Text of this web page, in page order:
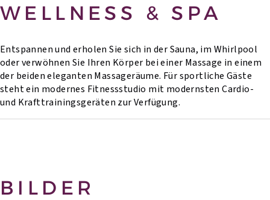
WELLNESS & SPA
Entspannen und erholen Sie sich in der Sauna, im Whirlpool
oder verwöhnen Sie Ihren Körper bei einer Massage in einem
der beiden eleganten Massageräume. Für sportliche Gäste
steht ein modernes Fitnessstudio mit modernsten Cardio-
und Krafttrainingsgeräten zur Verfügung.
BILDER